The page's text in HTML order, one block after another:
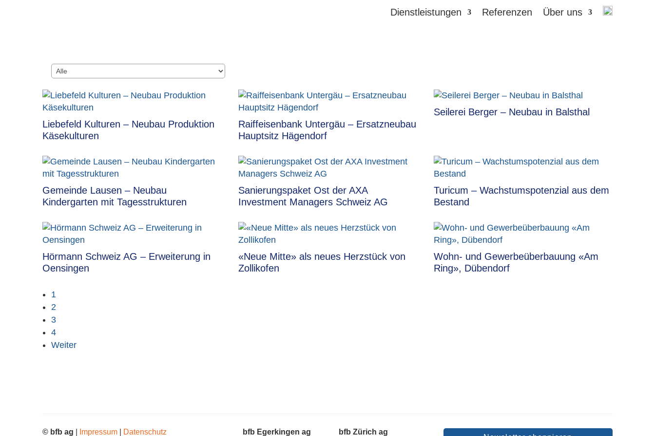
Dienstleistungen Referenzen Über uns
Liebefeld Kulturen – Neubau Produktion
Käsekulturen
Raiffeisenbank Untergäu – Ersatzneubau
Hauptsitz Hägendorf
Seilerei Berger – Neubau in Balsthal
Gemeinde Lausen – Neubau
Kindergarten mit Tagesstrukturen
Sanierungspaket Ost der AXA
Investment Managers Schweiz AG
Turicum – Wachstumspotenzial aus dem
Bestand
Hörmann Schweiz AG – Erweiterung in
Oensingen
«Neue Mitte» als neues Herzstück von
Zollikofen
Wohn- und Gewerbeüberbauung «Am
Ring», Dübendorf
1
2
3
4
Weiter
© bfb ag Impressum Datenschutz bfb Egerkingen ag bfb Zürich ag